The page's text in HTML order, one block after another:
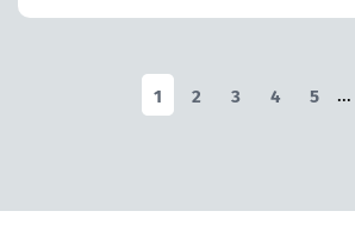
1 2 3 4 5 ...